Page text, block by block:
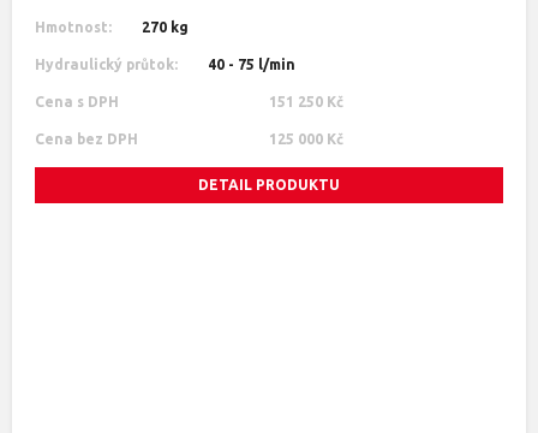
Hmotnost: 270 kg
Hydraulický průtok: 40 - 75 l/min
Cena s DPH 151 250 Kč
Cena bez DPH 125 000 Kč
DETAIL PRODUKTU